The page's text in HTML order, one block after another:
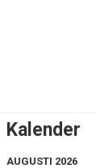
Kalender
AUGUSTI 2026